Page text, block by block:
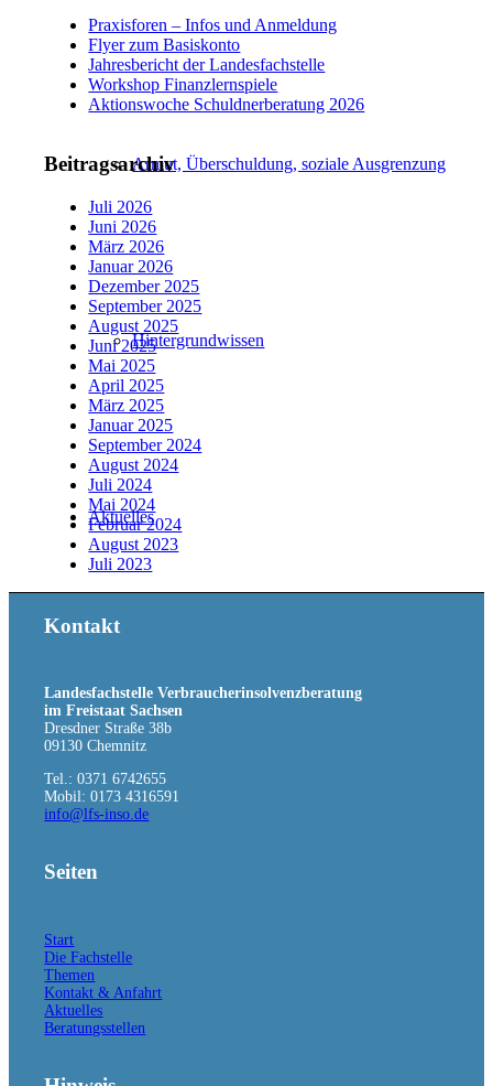
Armut, Überschuldung, soziale Ausgrenzung
Hintergrundwissen
Aktuelles
Kontakt
Beratungsstellen
Praxisforen – Infos und Anmeldung
Flyer zum Basiskonto
Jahresbericht der Landesfachstelle
Workshop Finanzlernspiele
Aktionswoche Schuldnerberatung 2026
Beitragsarchiv
Juli 2026
Juni 2026
März 2026
Januar 2026
Dezember 2025
September 2025
August 2025
Juni 2025
Mai 2025
April 2025
März 2025
Januar 2025
September 2024
August 2024
Juli 2024
Mai 2024
Februar 2024
August 2023
Juli 2023
Kontakt
Landesfachstelle Verbraucherinsolvenzberatung
im Freistaat Sachsen
Dresdner Straße 38b
09130 Chemnitz
Tel.: 0371 6742655
Mobil: 0173 4316591
info@lfs-inso.de
Seiten
Start
Die Fachstelle
Themen
Kontakt & Anfahrt
Aktuelles
Beratungsstellen